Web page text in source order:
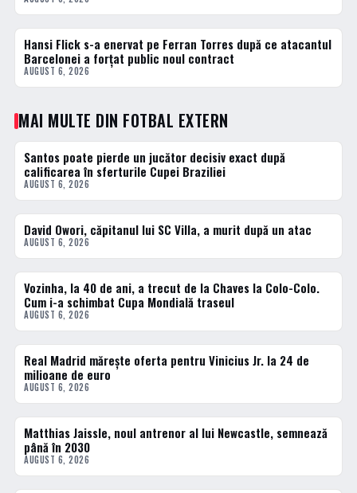
3 · TOP
Hansi Flick s-a enervat pe Ferran Torres după ce atacantul
Barcelonei a forțat public noul contract
AUGUST 6, 2026
MAI MULTE DIN FOTBAL EXTERN
FOTBAL EXTERN
Santos poate pierde un jucător decisiv exact după
calificarea în sferturile Cupei Braziliei
AUGUST 6, 2026
DIVERSE
David Owori, căpitanul lui SC Villa, a murit după un atac
AUGUST 6, 2026
FOTBAL EXTERN
Vozinha, la 40 de ani, a trecut de la Chaves la Colo-Colo.
Cum i-a schimbat Cupa Mondială traseul
AUGUST 6, 2026
FOTBAL EXTERN
Real Madrid mărește oferta pentru Vinicius Jr. la 24 de
milioane de euro
AUGUST 6, 2026
FOTBAL EXTERN
Matthias Jaissle, noul antrenor al lui Newcastle, semnează
până în 2030
AUGUST 6, 2026